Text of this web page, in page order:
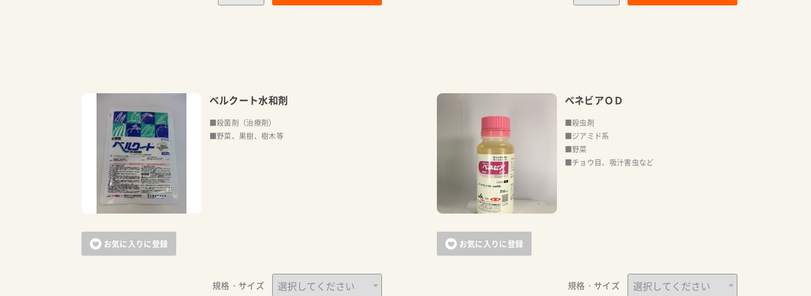
お気に入りに登録
ベルクート水和剤
■殺菌剤（治療剤）
■野菜、果樹、樹木等
規格・サイズ
お気に入りに登録
ベネビアＯＤ
■殺虫剤
■ジアミド系
■野菜
■チョウ目、吸汁害虫など
規格・サイズ